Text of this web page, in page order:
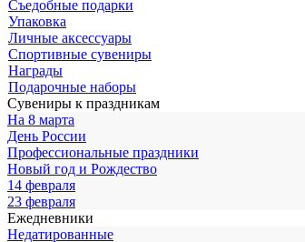
Съедобные подарки
Упаковка
Личные аксессуары
Спортивные сувениры
Награды
Подарочные наборы
Сувениры к праздникам
На 8 марта
День России
Профессиональные праздники
Новый год и Рождество
14 февраля
23 февраля
Ежедневники
Недатированные